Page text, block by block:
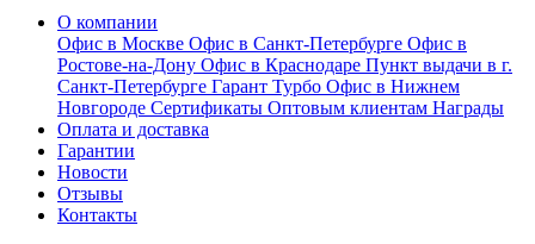
О компании
Офис в Москве Офис в Санкт-Петербурге Офис в
Ростове-на-Дону Офис в Краснодаре Пункт выдачи в г.
Санкт-Петербурге Гарант Турбо Офис в Нижнем
Новгороде Сертификаты Оптовым клиентам Награды
Оплата и доставка
Гарантии
Новости
Отзывы
Контакты